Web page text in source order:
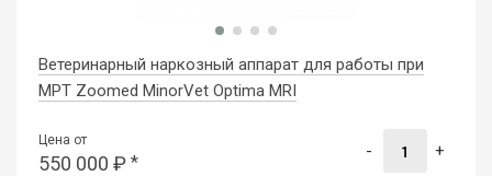
Ветеринарный наркозный аппарат для работы при
МРТ Zoomed MinorVet Optima MRI
Цена от
550 000 ₽ *
- +